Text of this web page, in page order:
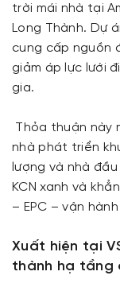
trời mái nhà tại
Long Thành. Dự
cung cấp nguồn
giảm áp lực lưới
gia.
Thỏa thuận này
nhà phát triển
lượng và nhà
KCN xanh và
– EPC – vận
Xuất hiện tại
thành hạ tầng